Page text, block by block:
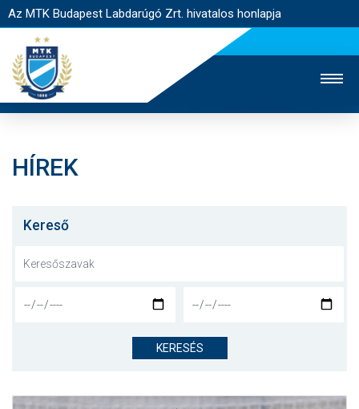
Az MTK Budapest Labdarúgó Zrt. hivatalos honlapja
JEGYÉRTÉKESÍTÉS
NYITÓLAP
CSAPATOK
HÍREK
Kereső
KERESÉS